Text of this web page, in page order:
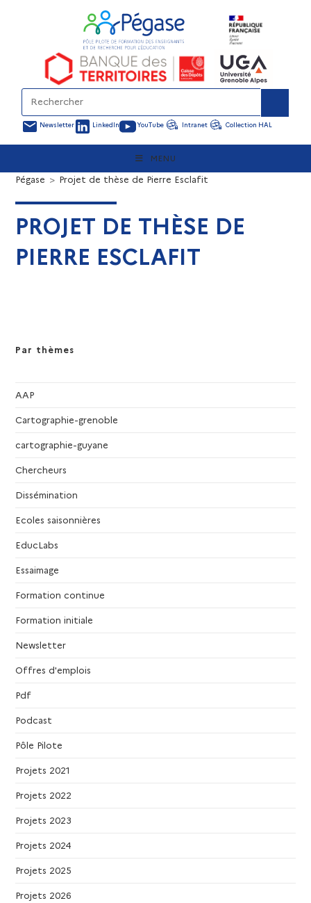
Newsletter LinkedIn YouTube Intranet Collection HAL
MENU
PROJET DE THÈSE DE
PIERRE ESCLAFIT
Pégase > Projet de thèse de Pierre Esclafit
Par thèmes
AAP
Cartographie-grenoble
cartographie-guyane
Chercheurs
Dissémination
Ecoles saisonnières
EducLabs
Essaimage
Formation continue
Formation initiale
Newsletter
Offres d'emplois
Pdf
Podcast
Pôle Pilote
Projets 2021
Projets 2022
Projets 2023
Projets 2024
Projets 2025
Projets 2026